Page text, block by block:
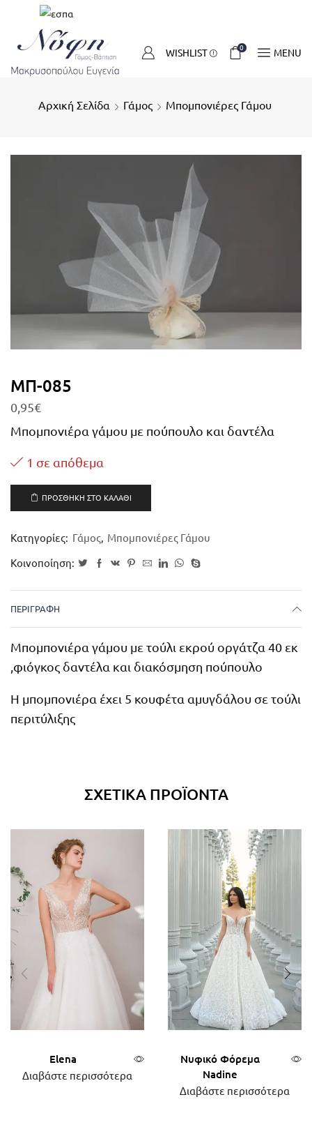
WISHLIST 0 MENU
Αρχική Σελίδα Γάμος Μπομπονιέρες Γάμου
ΜΠ-085
0,95€
Μπομπονιέρα γάμου με πούπουλο και δαντέλα
1 σε απόθεμα
ΠΡΟΣΘΉΚΗ ΣΤΟ ΚΑΛΆΘΙ
Κατηγορίες: Γάμος, Μπομπονιέρες Γάμου
Κοινοποίηση:
ΠΕΡΙΓΡΑΦΉ
Μπομπονιέρα γάμου με τούλι εκρού οργάτζα 40 εκ
,φιόγκος δαντέλα και διακόσμηση πούπουλο
Η μπομπονιέρα έχει 5 κουφέτα αμυγδάλου σε τούλι
περιτύλιξης
ΣΧΕΤΙΚΆ ΠΡΟΪΌΝΤΑ
Elena
Διαβάστε περισσότερα
Νυφικό Φόρεμα
Nadine
Διαβάστε περισσότερα